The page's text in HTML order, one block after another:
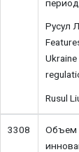
период
Русул
Rusul
3308
Объем